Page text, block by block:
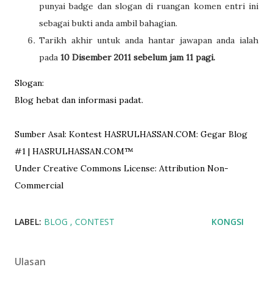
punyai badge dan slogan di ruangan komen entri ini
sebagai bukti anda ambil bahagian.
Tarikh akhir untuk anda hantar jawapan anda ialah
pada 10 Disember 2011 sebelum jam 11 pagi.
Slogan:
Blog hebat dan informasi padat.
Sumber Asal: Kontest HASRULHASSAN.COM: Gegar Blog
#1 | HASRULHASSAN.COM™
Under Creative Commons License: Attribution Non-
Commercial
LABEL: BLOG CONTEST KONGSI
Ulasan